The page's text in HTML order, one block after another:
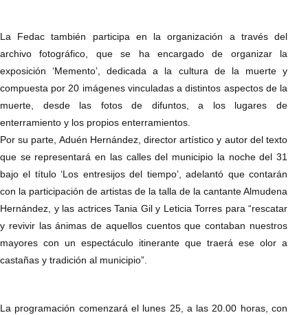
La Fedac también participa en la organización a través del
archivo fotográfico, que se ha encargado de organizar la
exposición ‘Memento’, dedicada a la cultura de la muerte y
compuesta por 20 imágenes vinculadas a distintos aspectos de la
muerte, desde las fotos de difuntos, a los lugares de
enterramiento y los propios enterramientos.
Por su parte, Aduén Hernández, director artístico y autor del texto
que se representará en las calles del municipio la noche del 31
bajo el título ‘Los entresijos del tiempo’, adelantó que contarán
con la participación de artistas de la talla de la cantante Almudena
Hernández, y las actrices Tania Gil y Leticia Torres para “rescatar
y revivir las ánimas de aquellos cuentos que contaban nuestros
mayores con un espectáculo itinerante que traerá ese olor a
castañas y tradición al municipio”.
La programación comenzará el lunes 25, a las 20.00 horas, con